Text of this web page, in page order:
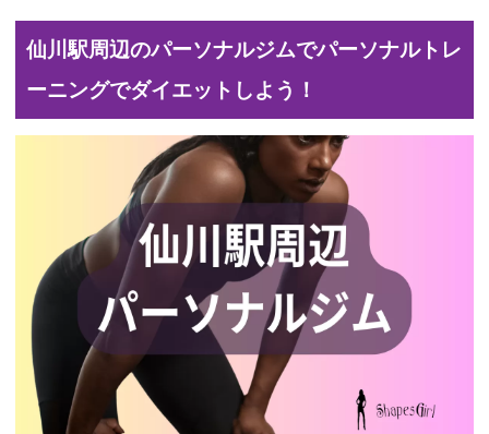
仙川駅周辺のパーソナルジムでパーソナルトレ
ーニングでダイエットしよう！